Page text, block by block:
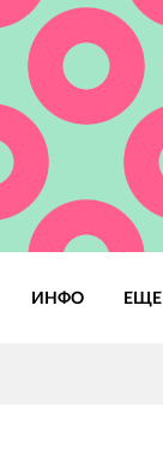
ИНФО ЕЩЕ